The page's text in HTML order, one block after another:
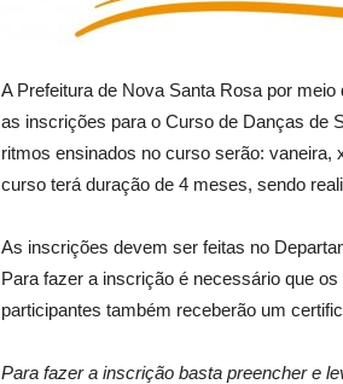
A Prefeitura de Nova Santa Rosa por
as inscrições para o Curso de Danças de
ritmos ensinados no curso serão:
curso terá duração de 4 meses, sendo
As inscrições devem ser feitas no
Para fazer a inscrição é necessário que
participantes também receberão um
Para fazer a inscrição basta preencher e